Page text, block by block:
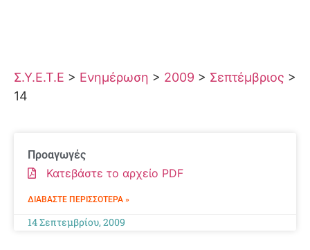
Σ.Υ.Ε.Τ.Ε > Ενημέρωση > 2009 > Σεπτέμβριος >
14
Προαγωγές
Κατεβάστε το αρχείο PDF
ΔΙΑΒΆΣΤΕ ΠΕΡΙΣΣΌΤΕΡΑ »
14 Σεπτεμβρίου, 2009